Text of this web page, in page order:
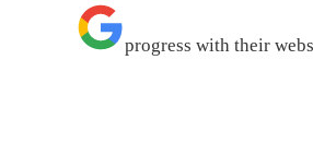
progress with their